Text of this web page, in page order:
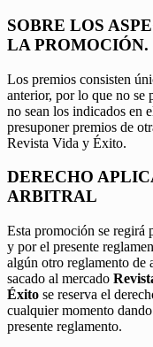
SOBRE LOS
LA PROMOCIÓN.
Los premios consisten
anterior, por lo que no se
no sean los indicados en
presuponer premios de
Revista Vida y Éxito.
DERECHO
ARBITRAL
Esta promoción se regirá
y por el presente
algún otro reglamento de
sacado al mercado
Éxito se reserva el
cualquier momento
presente reglamento.